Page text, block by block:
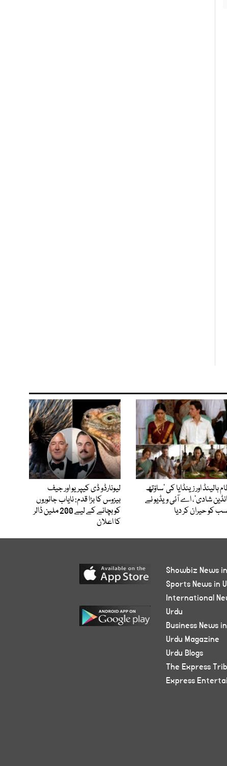
ٹام ہالینڈ اور زینڈایا کی ’ساؤتھ
انڈین شادی‘، اے آئی ویڈیو نے
سب کو حیران کر دیا
لیونارڈو ڈی کیپریو اور جیف
بیزوس کا بڑا قدم: نایاب جانوروں
کو بچانے کے لیے 200 ملین ڈالر
کا اعلان
Showbiz News
Sports News in
International
Urdu
Business News
Urdu Magazine
Urdu Blogs
The Express
Express